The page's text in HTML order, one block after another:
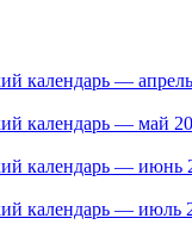
календарь —
календарь — май
календарь — июнь
календарь — июль